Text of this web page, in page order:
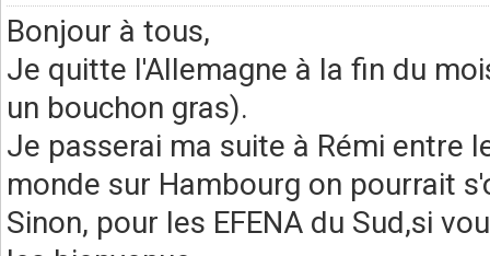
Bonjour à tous,
Je quitte l'Allemagne à la fin du
un bouchon gras).
Je passerai ma suite à Rémi entre
monde sur Hambourg on pourrait
Sinon, pour les EFENA du Sud,si